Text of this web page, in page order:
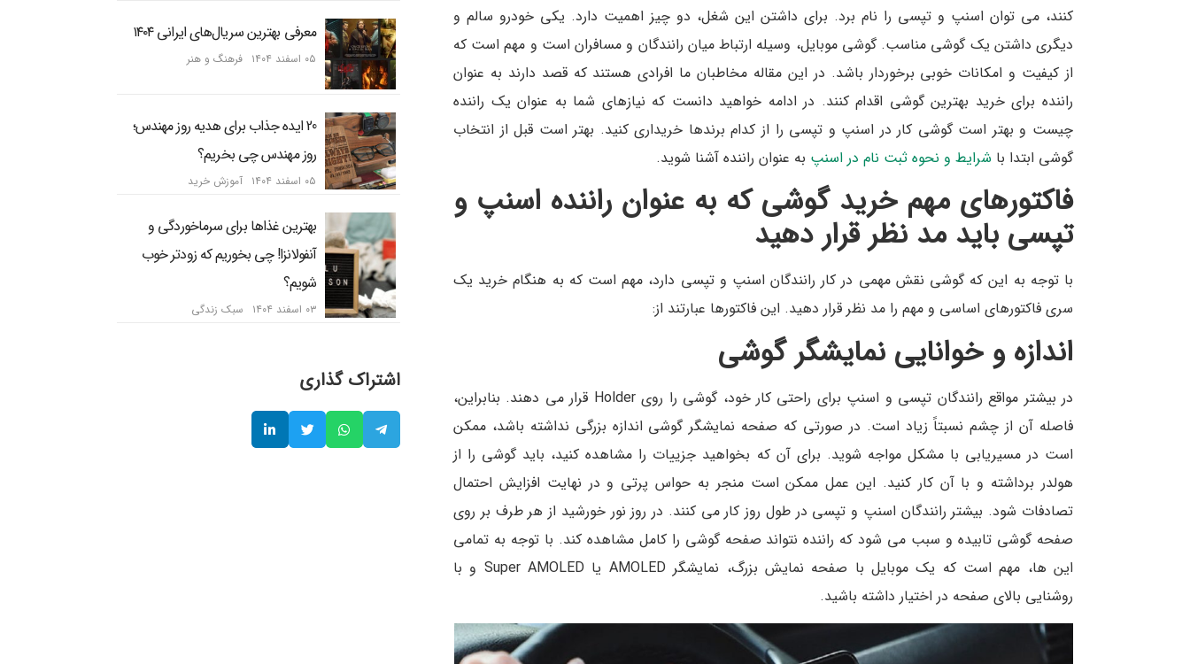
کنند، می توان اسنپ و تپسی را نام برد. برای داشتن این شغل، دو چیز اهمیت دارد. یکی خودرو سالم و
دیگری داشتن یک گوشی مناسب. گوشی موبایل، وسیله ارتباط میان رانندگان و مسافران است و مهم است که
از کیفیت و امکانات خوبی برخوردار باشد. در این مقاله مخاطبان ما افرادی هستند که قصد دارند به عنوان
راننده برای خرید بهترین گوشی اقدام کنند. در ادامه خواهید دانست که نیازهای شما به عنوان یک راننده
چیست و بهتر است گوشی کار در اسنپ و تپسی را از کدام برندها خریداری کنید. بهتر است قبل از انتخاب
گوشی ابتدا با شرایط و نحوه ثبت نام در اسنپ به عنوان راننده آشنا شوید.
فاکتورهای مهم خرید گوشی که به عنوان راننده اسنپ و
تپسی باید مد نظر قرار دهید
با توجه به این که گوشی نقش مهمی در کار رانندگان اسنپ و تپسی دارد، مهم است که به هنگام خرید یک
سری فاکتورهای اساسی و مهم را مد نظر قرار دهید. این فاکتورها عبارتند از:
اندازه و خوانایی نمایشگر گوشی
در بیشتر مواقع رانندگان تپسی و اسنپ برای راحتی کار خود، گوشی را روی Holder قرار می دهند. بنابراین،
فاصله آن از چشم نسبتاً زیاد است. در صورتی که صفحه نمایشگر گوشی اندازه بزرگی نداشته باشد، ممکن
است در مسیریابی با مشکل مواجه شوید. برای آن که بخواهید جزییات را مشاهده کنید، باید گوشی را از
هولدر برداشته و با آن کار کنید. این عمل ممکن است منجر به حواس پرتی و در نهایت افزایش احتمال
تصادفات شود. بیشتر رانندگان اسنپ و تپسی در طول روز کار می کنند. در روز نور خورشید از هر طرف بر روی
صفحه گوشی تابیده و سبب می شود که راننده نتواند صفحه گوشی را کامل مشاهده کند. با توجه به تمامی
این ها، مهم است که یک موبایل با صفحه نمایش بزرگ، نمایشگر AMOLED یا Super AMOLED و با
روشنایی بالای صفحه در اختیار داشته باشید.
معرفی بهترین سریال‌های ایرانی ۱۴۰۴
۰۵ اسفند ۱۴۰۴ فرهنگ و هنر
20 ایده جذاب برای هدیه روز مهندس؛
روز مهندس چی بخریم؟
۰۵ اسفند ۱۴۰۴ آموزش خرید
بهترین غذاها برای سرماخوردگی و
آنفولانزا! چی بخوریم که زودتر خوب
شویم؟
۰۳ اسفند ۱۴۰۴ سبک زندگی
اشتراک گذاری